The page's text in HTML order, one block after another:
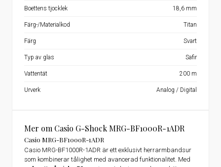
Mer om Casio G-Shock MRG-BF1000R-1ADR
Casio MRG-BF1000R-1ADR
Casio MRG-BF1000R-1ADR är ett exklusivt herrarmbandsur
som kombinerar tålighet med avancerad funktionalitet. Med
Boettens tjocklek 18,6 mm
Färg-/Materialkod Titan
Färg Svart
Typ av glas Safir
Vattentät 200 m
Urverk Analog / Digital